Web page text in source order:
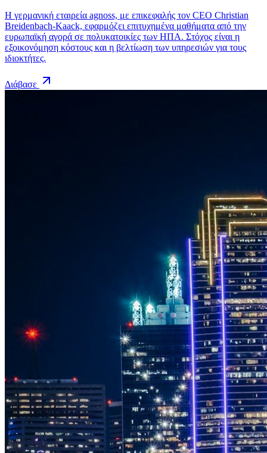
Η γερμανική εταιρεία agnoss, με επικεφαλής τον CEO Christian
Breidenbach-Kaack, εφαρμόζει επιτυχημένα μαθήματα από την
ευρωπαϊκή αγορά σε πολυκατοικίες των ΗΠΑ. Στόχος είναι η
εξοικονόμηση κόστους και η βελτίωση των υπηρεσιών για τους
ιδιοκτήτες.
Διάβασε